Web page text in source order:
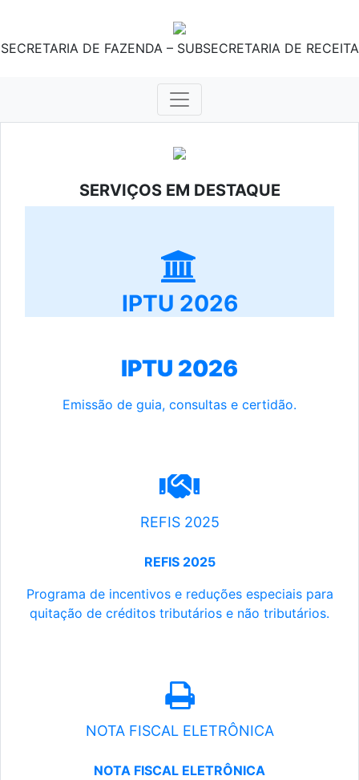
SECRETARIA DE FAZENDA – SUBSECRETARIA DE RECEITA
SERVIÇOS EM DESTAQUE
IPTU 2026
IPTU 2026
Emissão de guia, consultas e certidão.
REFIS 2025
REFIS 2025
Programa de incentivos e reduções especiais para
quitação de créditos tributários e não tributários.
NOTA FISCAL ELETRÔNICA
NOTA FISCAL ELETRÔNICA